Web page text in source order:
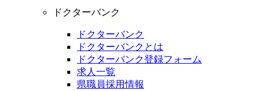
ドクターバンク
ドクターバンク
ドクターバンクとは
ドクターバンク登録フォーム
求人一覧
県職員採用情報